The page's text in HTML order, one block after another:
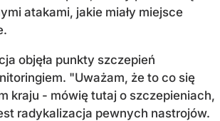
atakami, jakie miały miejsce
objęła punkty szczepień
"Uważam, że to co się
kraju - mówię tutaj o szczepieniach,
radykalizacja pewnych nastrojów.